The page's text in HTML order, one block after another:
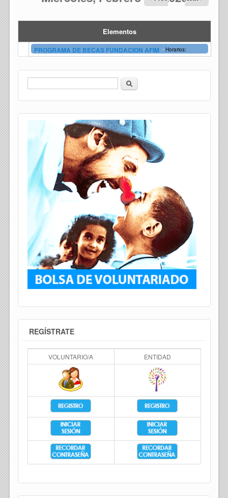
Elementos
PROGRAMA DE BECAS FUNDACION AFIM - Horarios:
Formulario de búsqueda
Buscar
REGÍSTRATE
VOLUNTARIO/A ENTIDAD